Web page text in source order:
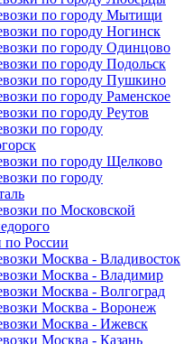
по городу Мытищи
по городу Ногинск
по городу Одинцово
по городу Подольск
по городу Пушкино
по городу Раменское
по городу Реутов
по городу
по городу Щелково
по городу
по Московской
по России
Москва - Владивосток
Москва - Владимир
Москва - Волгоград
Москва - Воронеж
Москва - Ижевск
Москва - Казань